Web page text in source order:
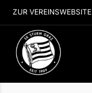
ZUR VEREINSWEBSITE